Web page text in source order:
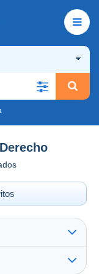
Derecho